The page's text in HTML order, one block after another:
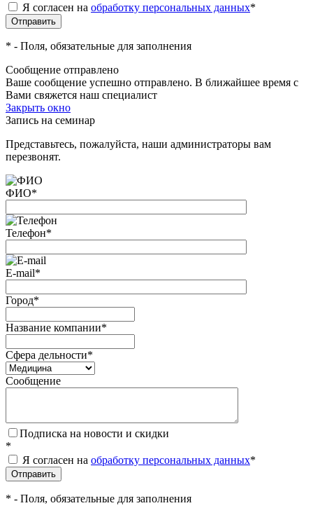
Я согласен на обработку персональных данных*
* - Поля, обязательные для заполнения
Сообщение отправлено
Ваше сообщение успешно отправлено. В ближайшее время с
Вами свяжется наш специалист
Закрыть окно
Запись на семинар
Представьтесь, пожалуйста, наши администраторы вам
перезвонят.
ФИО*
Телефон*
E-mail*
Город*
Название компании*
Сфера дельности*
Сообщение
Подписка на новости и скидки
*
Я согласен на обработку персональных данных*
* - Поля, обязательные для заполнения